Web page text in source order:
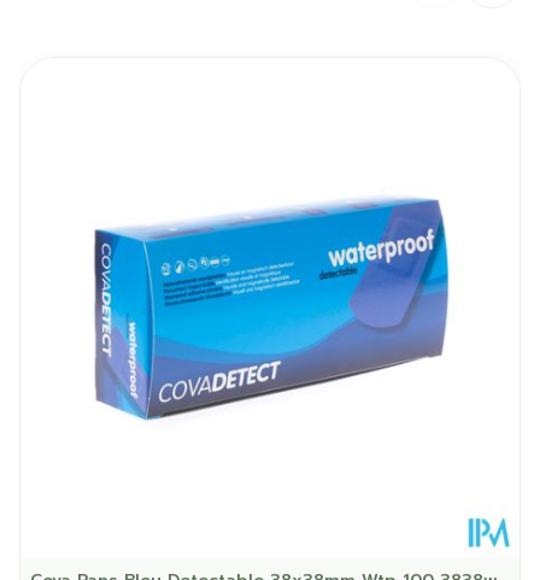
Préservation
Température ambiante (15°C -
25°C)